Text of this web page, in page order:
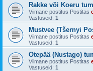
Rakke või Koeru
Viimane postitus Postitas
Vastuseid: 1
Mustvee (Tšernyi
Viimane postitus Postitas
Vastuseid: 1
Otepää (Nustago)
Viimane postitus Postitas
Vastuseid: 1